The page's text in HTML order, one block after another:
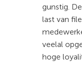
gunstig.
last van
veelal
hoge